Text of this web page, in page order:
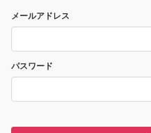
メールアドレス
パスワード